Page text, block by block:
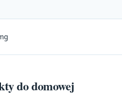
do domowej